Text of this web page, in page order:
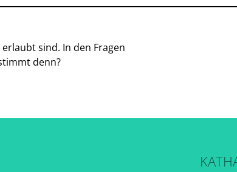
sind. In den Fragen
denn?